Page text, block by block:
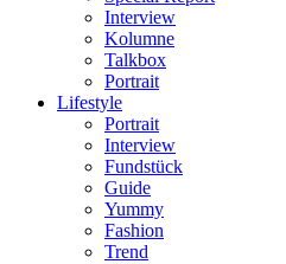
Interview
Kolumne
Talkbox
Portrait
Lifestyle
Portrait
Interview
Fundstück
Guide
Yummy
Fashion
Trend